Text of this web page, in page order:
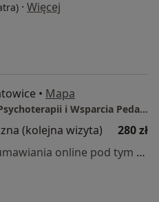
· Więcej
• Mapa
PRZEBUDZENIE Centrum Psychoterapii i Wsparcia Pedagogicznego
(kolejna wizyta)
280 zł
Specjalista nie oferuje umawiania online pod tym adresem.